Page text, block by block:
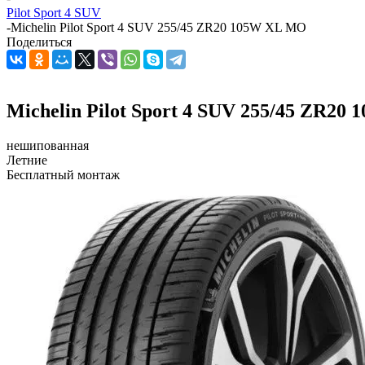
Pilot Sport 4 SUV
-Michelin Pilot Sport 4 SUV 255/45 ZR20 105W XL MO
Поделиться
Michelin Pilot Sport 4 SUV 255/45 ZR20
нешипованная
Летние
Бесплатный монтаж